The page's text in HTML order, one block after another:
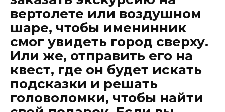
вертолете или воздушном
шаре, чтобы именинник
смог увидеть город сверху.
Или же, отправить его на
квест, где он будет искать
подсказки и решать
головоломки, чтобы найти